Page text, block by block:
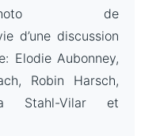
de
d’une discussion
Elodie Aubonney,
Robin Harsch,
Stahl-Vilar et